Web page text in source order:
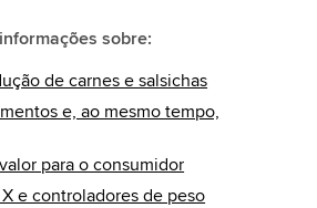
sobre:
de carnes e salsichas
e, ao mesmo tempo,
para o consumidor
e controladores de peso